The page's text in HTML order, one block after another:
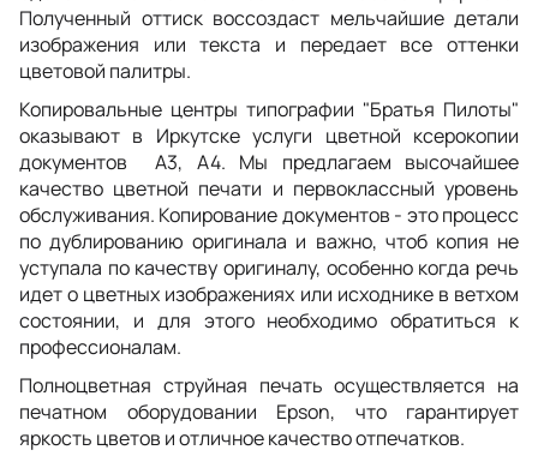
Полученный оттиск воссоздаст мельчайшие детали
изображения или текста и передает все оттенки
цветовой палитры.
Копировальные центры типографии "Братья Пилоты"
оказывают в Иркутске услуги цветной ксерокопии
документов А3, А4. Мы предлагаем высочайшее
качество цветной печати и первоклассный уровень
обслуживания. Копирование документов - это процесс
по дублированию оригинала и важно, чтоб копия не
уступала по качеству оригиналу, особенно когда речь
идет о цветных изображениях или исходнике в ветхом
состоянии, и для этого необходимо обратиться к
профессионалам.
Полноцветная струйная печать осуществляется на
печатном оборудовании Epson, что гарантирует
яркость цветов и отличное качество отпечатков.